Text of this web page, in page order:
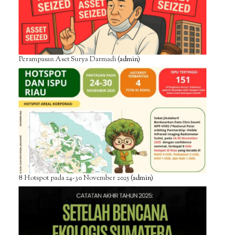
Perampasan Aset Surya Darmadi(admin)
8 Hotspot pada 24-30 November 2025(admin)